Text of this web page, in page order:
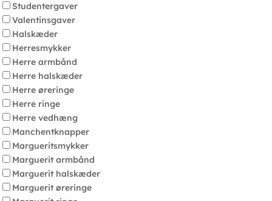
Studentergaver
Valentinsgaver
Halskæder
Herresmykker
Herre armbånd
Herre halskæder
Herre øreringe
Herre ringe
Herre vedhæng
Manchentknapper
Margueritsmykker
Marguerit armbånd
Marguerit halskæder
Marguerit øreringe